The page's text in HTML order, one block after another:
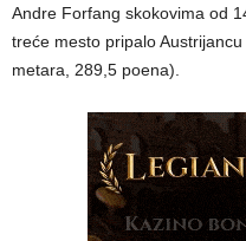
Andre Forfang skokovima od
treće mesto pripalo
metara, 289,5 poena).